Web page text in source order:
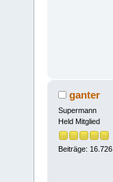
ganter
Supermann
Held Mitglied
Beiträge: 16.726